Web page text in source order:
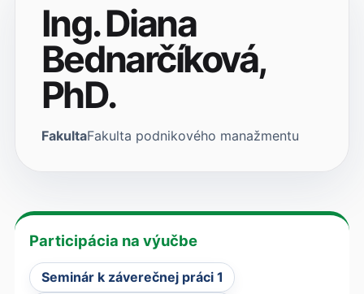
Ing. Diana
Bednarčíková,
PhD.
FakultaFakulta podnikového manažmentu
Participácia na výučbe
Seminár k záverečnej práci 1